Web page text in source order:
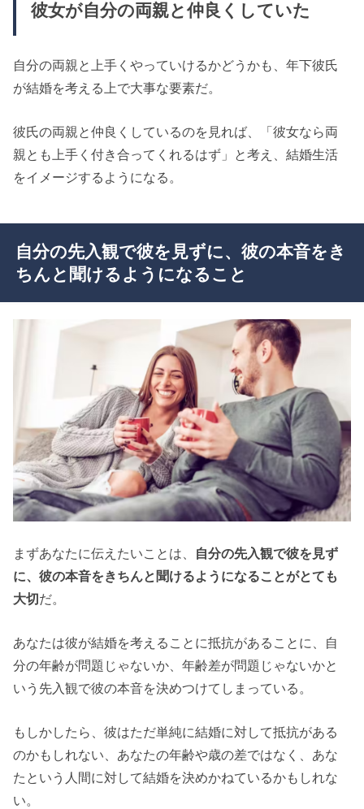
彼女が自分の両親と仲良くしていた
自分の両親と上手くやっていけるかどうかも、年下彼氏
が結婚を考える上で大事な要素だ。
彼氏の両親と仲良くしているのを見れば、「彼女なら両
親とも上手く付き合ってくれるはず」と考え、結婚生活
をイメージするようになる。
自分の先入観で彼を見ずに、彼の本音をき
ちんと聞けるようになること
まずあなたに伝えたいことは、 自分の先入観で彼を見ず
に、彼の本音をきちんと聞けるようになることがとても
大切だ。
あなたは彼が結婚を考えることに抵抗があることに、自
分の年齢が問題じゃないか、年齢差が問題じゃないかと
いう 先入観で彼の本音を決めつけてしまっている 。
もしかしたら、彼はただ単純に結婚に対して抵抗がある
のかもしれない、あなたの年齢や歳の差ではなく、あな
たという人間に対して結婚を決めかねているかもしれな
い。